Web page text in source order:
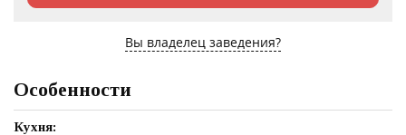
Вы владелец заведения?
Особенности
Кухня: